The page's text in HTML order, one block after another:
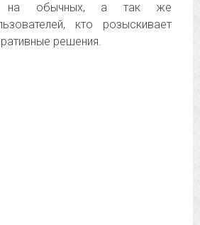
на обычных, а так же
кто розыскивает
решения.